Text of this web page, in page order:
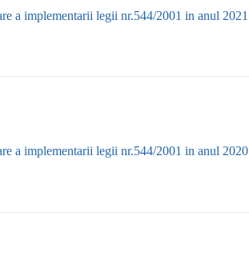
a implementarii legii nr.544/2001 in anul 2021
a implementarii legii nr.544/2001 in anul 2020